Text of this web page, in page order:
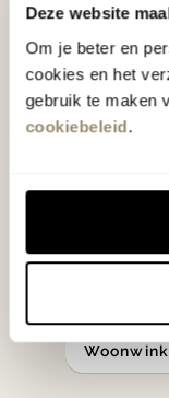
Deze website
Om je beter en
cookies en het
gebruik te maken
cookiebeleid.
hebben
slaap- en
Bekijk